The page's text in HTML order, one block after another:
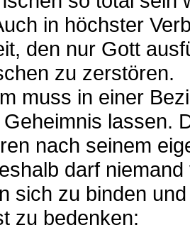
in höchster
den nur Gott
zu zerstören.
in einer
lassen.
nach seinem
darf
sich zu binden
zu bedenken: